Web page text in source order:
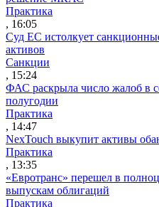
Практика
, 16:05
Суд ЕС истолкует
активов
Санкции
, 15:24
ФАС раскрыла число жалоб в
полугодии
Практика
, 14:47
NexTouch выкупит активы
Практика
, 13:35
«Евротранс» перешел в
выпускам облигаций
Практика